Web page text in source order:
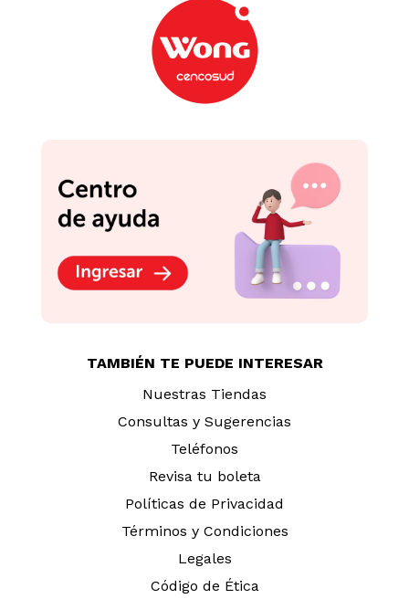
TAMBIÉN TE PUEDE INTERESAR
Nuestras Tiendas
Consultas y Sugerencias
Teléfonos
Revisa tu boleta
Políticas de Privacidad
Términos y Condiciones
Legales
Código de Ética